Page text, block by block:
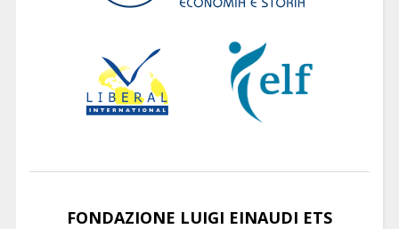
FONDAZIONE LUIGI EINAUDI ETS